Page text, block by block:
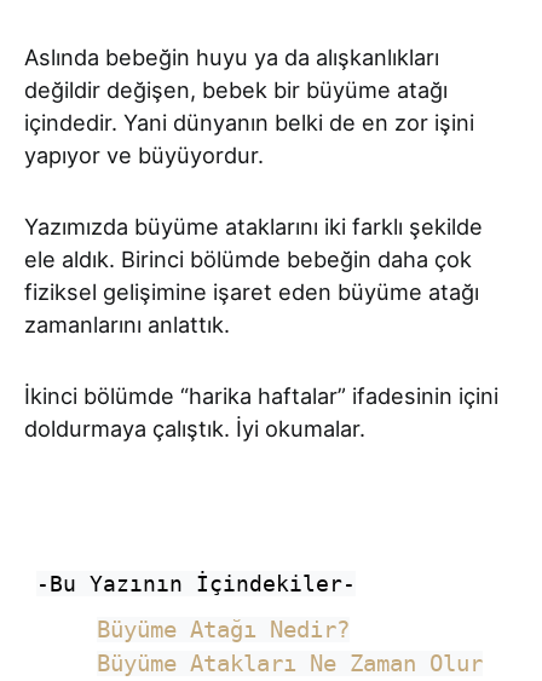
Aslında bebeğin huyu ya da alışkanlıkları
değildir değişen, bebek bir büyüme atağı
içindedir. Yani dünyanın belki de en zor işini
yapıyor ve büyüyordur.
Yazımızda büyüme ataklarını iki farklı şekilde
ele aldık. Birinci bölümde bebeğin daha çok
fiziksel gelişimine işaret eden büyüme atağı
zamanlarını anlattık.
İkinci bölümde “harika haftalar” ifadesinin içini
doldurmaya çalıştık. İyi okumalar.
-Bu Yazının İçindekiler-
Büyüme Atağı Nedir?
Büyüme Atakları Ne Zaman Olur